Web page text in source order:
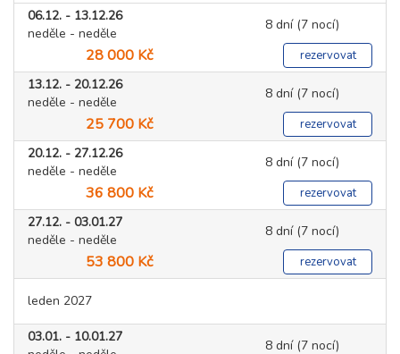
06.12. - 13.12.26
neděle - neděle
8 dní (7 nocí)
28 000 Kč rezervovat
13.12. - 20.12.26
neděle - neděle
8 dní (7 nocí)
25 700 Kč rezervovat
20.12. - 27.12.26
neděle - neděle
8 dní (7 nocí)
36 800 Kč rezervovat
27.12. - 03.01.27
neděle - neděle
8 dní (7 nocí)
53 800 Kč rezervovat
leden 2027
03.01. - 10.01.27
8 dní (7 nocí)